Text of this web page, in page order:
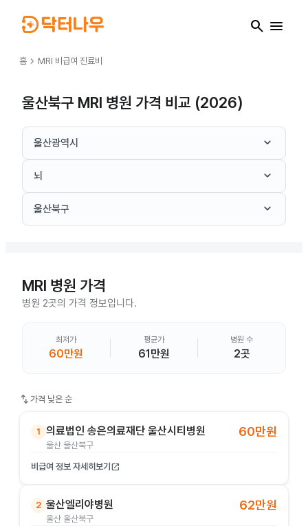
search menu
홈 chevron_right MRI 비급여 진료비
울산북구 MRI 병원 가격 비교 (2026)
울산광역시 keyboard_arrow_down
뇌 keyboard_arrow_down
울산북구 keyboard_arrow_down
MRI 병원 가격
병원 2곳의 가격 정보입니다.
최저가
60만원
평균가
61만원
병원 수
2곳
swap_vert 가격 낮은 순
1 의료법인 송은의료재단 울산시티병원
울산 울산북구
60만원
비급여 정보 자세히보기 open_in_new
2 울산엘리야병원
울산 울산북구
62만원